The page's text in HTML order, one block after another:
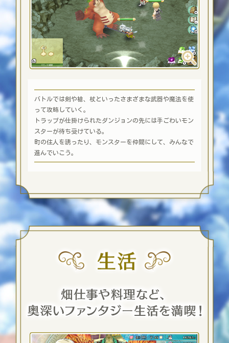
バトルでは剣や槍、杖といったさまざまな武器や魔法を使
って攻略していく。
トラップが仕掛けられたダンジョンの先には手ごわいモン
スターが待ち受けている。
町の住人を誘ったり、モンスターを仲間にして、みんなで
進んでいこう。